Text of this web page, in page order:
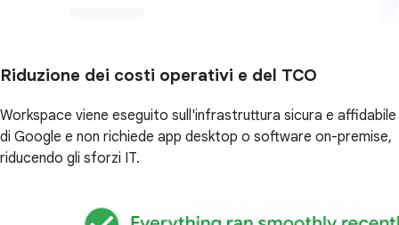
Riduzione dei costi operativi e del TCO
Workspace viene eseguito sull'infrastruttura sicura e affidabile
di Google e non richiede app desktop o software on-premise,
riducendo gli sforzi IT.